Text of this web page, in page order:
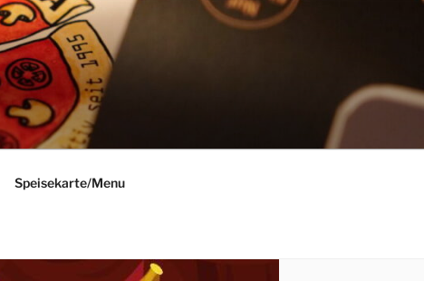
Speisekarte/Menu